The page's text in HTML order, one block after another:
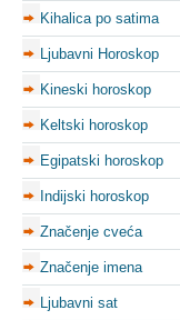
Kihalica po satima
Ljubavni Horoskop
Kineski horoskop
Keltski horoskop
Egipatski horoskop
Indijski horoskop
Značenje cveća
Značenje imena
Ljubavni sat